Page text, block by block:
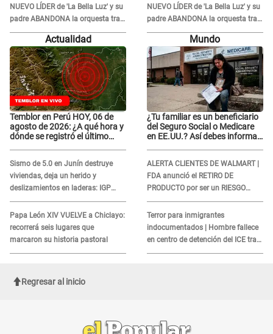
NUEVO LÍDER de 'La Bella Luz' y su
padre ABANDONA la orquesta tras
caso Naldy Saldaña: "Son
NUEVO LÍDER de 'La Bella Luz' y su
padre ABANDONA la orquesta tras
caso Naldy Saldaña: "Son
Actualidad
Temblor en Perú HOY, 06 de
agosto de 2026: ¿A qué hora y
dónde se registró el último
Sismo de 5.0 en Junín destruye
viviendas, deja un herido y
deslizamientos en laderas: IGP
alerta sobre posibles réplicas
Papa León XIV VUELVE a Chiclayo:
recorrerá seis lugares que
marcaron su historia pastoral
Mundo
¿Tu familiar es un beneficiario
del Seguro Social o Medicare
en EE.UU.? Así debes informar
ALERTA CLIENTES DE WALMART |
FDA anunció el RETIRO DE
PRODUCTO por ser un RIESGO
MORTAL para consumidores: ¿Cuál
es?
Terror para inmigrantes
indocumentados | Hombre fallece
en centro de detención del ICE tras
sufrir una "emergencia médica"
Regresar al inicio